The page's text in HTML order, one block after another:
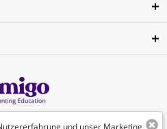
und unser Marketing